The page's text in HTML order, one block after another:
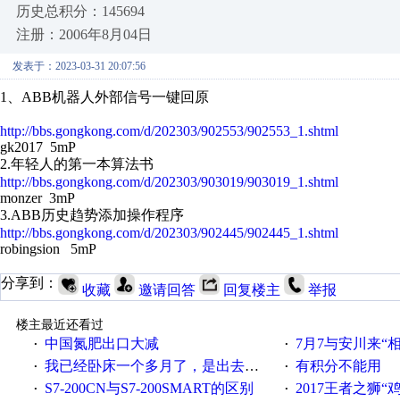
历史总积分：145694
注册：2006年8月04日
发表于：2023-03-31 20:07:56
1、ABB机器人外部信号一键回原
http://bbs.gongkong.com/d/202303/902553/902553_1.shtml
gk2017 5mP
2.年轻人的第一本算法书
http://bbs.gongkong.com/d/202303/903019/903019_1.shtml
monzer 3mP
3.ABB历史趋势添加操作程序
http://bbs.gongkong.com/d/202303/902445/902445_1.shtml
robingsion 5mP
分享到： 收藏 邀请回答 回复楼主 举报
楼主最近还看过
· 中国氮肥出口大减 · 7月7与安川来“
· 我已经卧床一个多月了，是出去安装机械手在高速遭遇车祸所致:大家工作都要特别注意啊 · 有积分不能用
· S7-200CN与S7-200SMART的区别 · 2017王者之狮“鸡”情签到